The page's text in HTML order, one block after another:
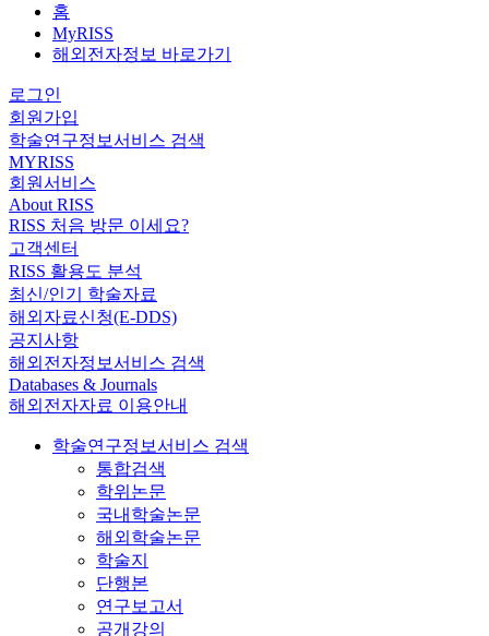
홈
MyRISS
해외전자정보 바로가기
로그인
회원가입
학술연구정보서비스 검색
MYRISS
회원서비스
About RISS
RISS 처음 방문 이세요?
고객센터
RISS 활용도 분석
최신/인기 학술자료
해외자료신청(E-DDS)
공지사항
해외전자정보서비스 검색
Databases & Journals
해외전자자료 이용안내
학술연구정보서비스 검색
통합검색
학위논문
국내학술논문
해외학술논문
학술지
단행본
연구보고서
공개강의